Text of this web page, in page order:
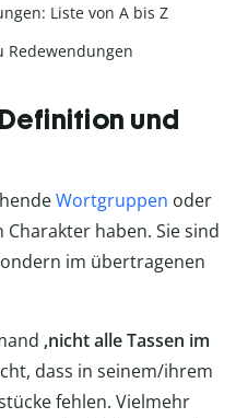
Liste von A bis Z
Redewendungen
und
Wortgruppen oder
haben. Sie sind
im übertragenen
‚nicht alle Tassen im
dass in seinem/ihrem
fehlen. Vielmehr